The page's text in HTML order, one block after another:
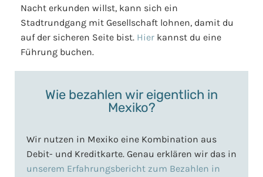
Nacht erkunden willst, kann sich ein
Stadtrundgang mit Gesellschaft lohnen, damit du
auf der sicheren Seite bist. Hier kannst du eine
Führung buchen.
Wie bezahlen wir eigentlich in
Mexiko?
Wir nutzen in Mexiko eine Kombination aus
Debit- und Kreditkarte. Genau erklären wir das in
unserem Erfahrungsbericht zum Bezahlen in